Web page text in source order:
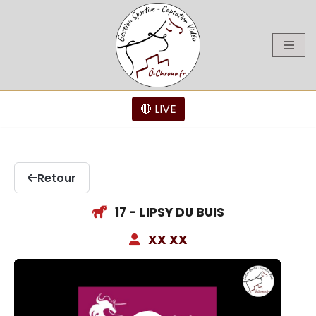
🔴 LIVE
Retour
17 - LIPSY DU BUIS
XX XX